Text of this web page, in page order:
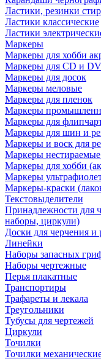
Ластики, резинки
Ластики классические
Ластики
Маркеры
Маркеры для хобби
Маркеры для CD и
Маркеры для досок
Маркеры меловые
Маркеры для пленок
Маркеры
Маркеры для
Маркеры для шин и
Маркеры и воск для
Маркеры
Маркеры для хобби
Маркеры
Маркеры-краски
Текстовыделители
Принадлежности для
наборы, циркули)
Доски для черчения
Линейки
Наборы запасных
Наборы чертежные
Перья плакатные
Транспортиры
Трафареты и лекала
Треугольники
Тубусы для чертежей
Циркули
Точилки
Точилки